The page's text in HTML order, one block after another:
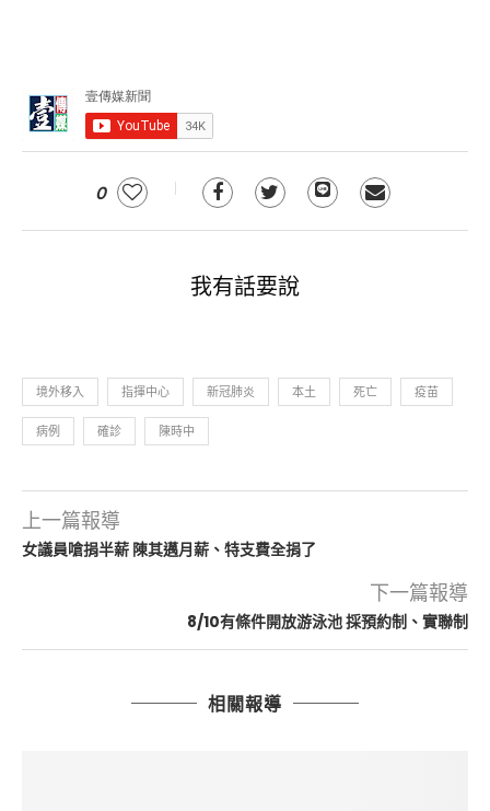
0
我有話要說
境外移入 指揮中心 新冠肺炎 本土 死亡 疫苗
病例 確診 陳時中
上一篇報導
女議員嗆捐半薪 陳其邁月薪、特支費全捐了
下一篇報導
8/10有條件開放游泳池 採預約制、實聯制
相關報導